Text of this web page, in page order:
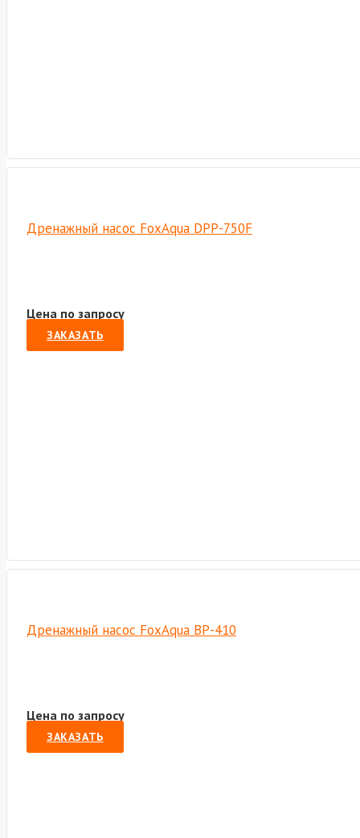
Дренажный насос FoxAqua DPP-750F
Цена по запросу
ЗАКАЗАТЬ
Дренажный насос FoxAqua BP-410
Цена по запросу
ЗАКАЗАТЬ